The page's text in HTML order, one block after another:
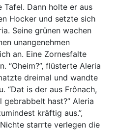
Tafel. Dann holte er aus
Hocker und setzte sich
Seine grünen wachen
unangenehmen
an. Eine Zornesfalte
“Oheim?”, flüsterte Aleria
dreimal und wandte
“Dat is der aus Frônach,
hast?” Aleria
kräftig aus.”,
starrte verlegen die